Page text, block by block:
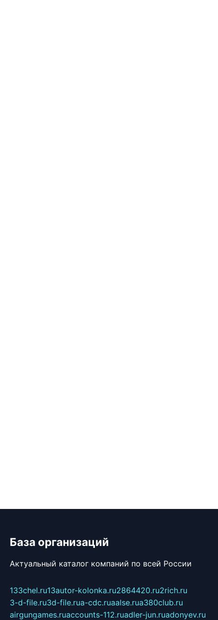
База организаций
Актуальный каталог компаний по всей России
133chel.ru13autor-kolonka.ru2864420.ru2rich.ru
3-d-file.ru3d-file.rua-cdc.ruaalse.rua380club.ru
airgungames.ruaccounts-112.ruadler-jun.ruadonyev.ru